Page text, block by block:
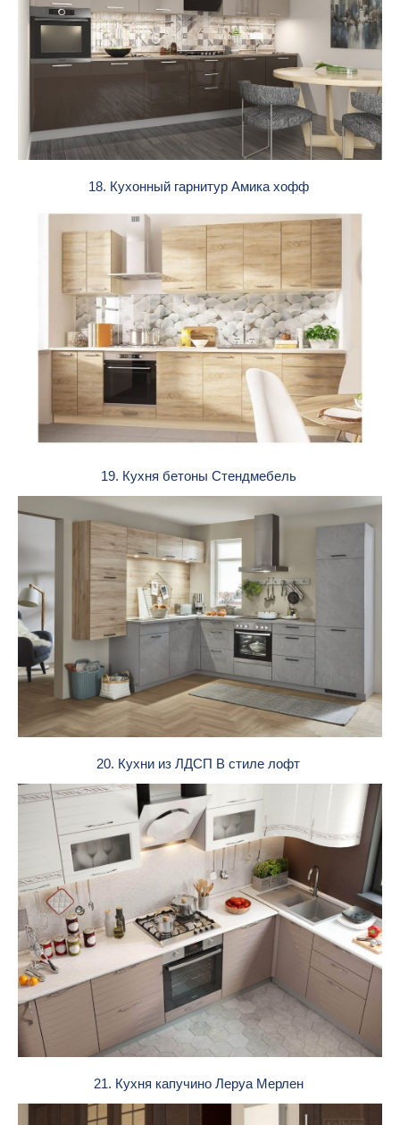
18. Кухонный гарнитур Амика хофф
19. Кухня бетоны Стендмебель
20. Кухни из ЛДСП В стиле лофт
21. Кухня капучино Леруа Мерлен